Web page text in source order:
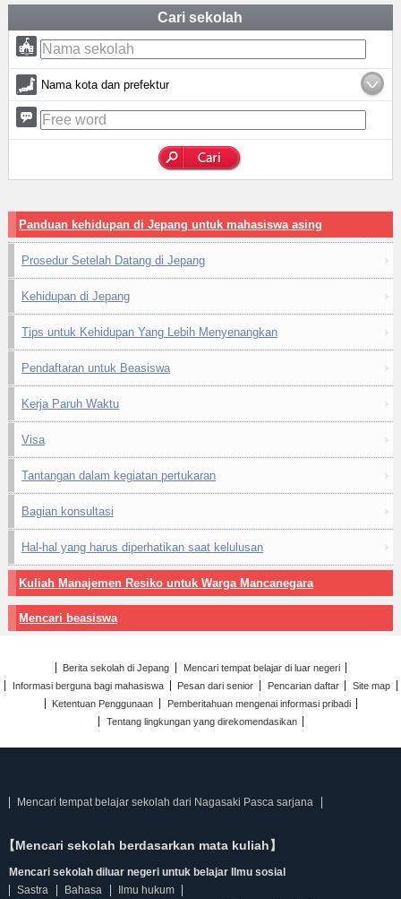
Cari sekolah
Nama kota dan prefektur
Panduan kehidupan di Jepang untuk mahasiswa asing
Prosedur Setelah Datang di Jepang
Kehidupan di Jepang
Tips untuk Kehidupan Yang Lebih Menyenangkan
Pendaftaran untuk Beasiswa
Kerja Paruh Waktu
Visa
Tantangan dalam kegiatan pertukaran
Bagian konsultasi
Hal-hal yang harus diperhatikan saat kelulusan
Kuliah Manajemen Resiko untuk Warga Mancanegara
Mencari beasiswa
Berita sekolah di Jepang
Mencari tempat belajar di luar negeri
Informasi berguna bagi mahasiswa
Pesan dari senior Pencarian daftar
Site map
Ketentuan Penggunaan
Pemberitahuan mengenai informasi pribadi
Tentang lingkungan yang direkomendasikan
Mencari tempat belajar sekolah dari Nagasaki Pasca sarjana
【Mencari sekolah berdasarkan mata kuliah】
Mencari sekolah diluar negeri untuk belajar Ilmu sosial
Sastra
Bahasa
Ilmu hukum